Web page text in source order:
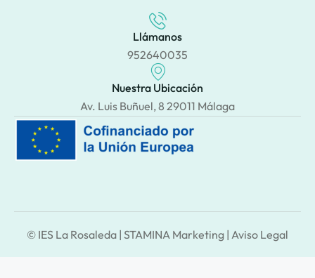
Llámanos
952640035
Nuestra Ubicación
Av. Luis Buñuel, 8 29011 Málaga
© IES La Rosaleda | STAMINA Marketing | Aviso Legal